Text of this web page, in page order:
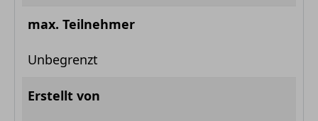
max. Teilnehmer
Unbegrenzt
Erstellt von